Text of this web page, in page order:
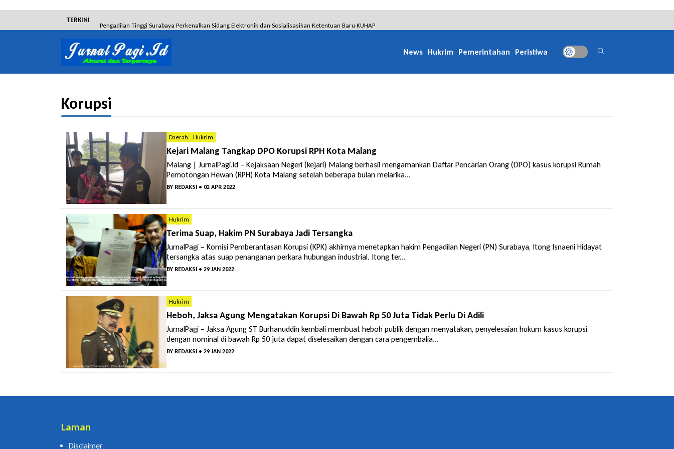
TERKINI
Dibantah Terdakwa Ranto Hensa, Salim Himawan Tetap Pada Keterangannya
Tim Tabur Kejari Surabaya Ringkus Mulia Wirjanto Terpidana Penipuan 10 Miliar
RSUD Bangil Raih Penghargaan Internasional WSO, Perkuat Layanan Code Stroke Lewat Webinar
News Hukrim Pemerintahan Peristiwa
Korupsi
Daerah Hukrim
Kejari Malang Tangkap DPO Korupsi RPH Kota Malang
Malang | JurnalPagi.id – Kejaksaan Negeri (kejari) Malang berhasil mengamankan Daftar Pencarian Orang (DPO) kasus korupsi Rumah
Pemotongan Hewan (RPH) Kota Malang setelah beberapa bulan melarika...
BY REDAKSI • 02 APR 2022
Hukrim
Terima Suap, Hakim PN Surabaya Jadi Tersangka
JurnalPagi – Komisi Pemberantasan Korupsi (KPK) akhirnya menetapkan hakim Pengadilan Negeri (PN) Surabaya, Itong Isnaeni Hidayat
tersangka atas suap penanganan perkara hubungan industrial. Itong ter...
BY REDAKSI • 29 JAN 2022
Hukrim
Heboh, Jaksa Agung Mengatakan Korupsi Di Bawah Rp 50 Juta Tidak Perlu Di Adili
JurnalPagi – Jaksa Agung ST Burhanuddin kembali membuat heboh publik dengan menyatakan, penyelesaian hukum kasus korupsi
dengan nominal di bawah Rp 50 juta dapat diselesaikan dengan cara pengembalia...
BY REDAKSI • 29 JAN 2022
Laman
Disclaimer